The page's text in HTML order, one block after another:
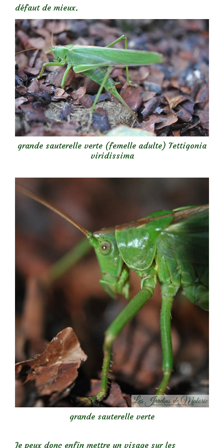
défaut de mieux.
grande sauterelle verte (femelle adulte) Tettigonia
viridissima
grande sauterelle verte
Je peux donc enfin mettre un visage sur les